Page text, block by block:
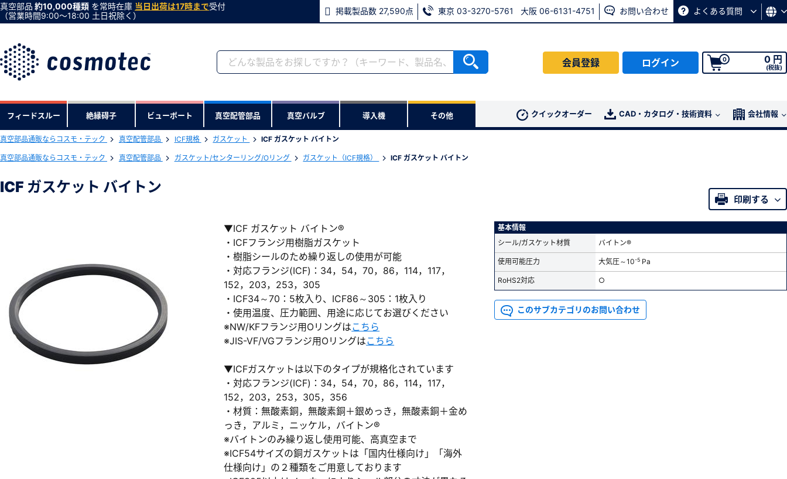
真空部品 約10,000種類 を常時在庫 当日出荷は17時まで受付
（営業時間9:00〜18:00 土日祝除く）
掲載製品数 27,590点 東京 03-3270-5761 大阪 06-6131-4751 お問い合わせ よくある質問
会員登録 ログイン 0 0 円
(税抜)
フィードスルー 絶縁碍子 ビューポート 真空配管部品 真空バルブ 導入機 その他 クイックオーダー CAD・カタログ・技術資料 会社情報
真空部品通販ならコスモ・テック 真空配管部品 ICF規格 ガスケット ICF ガスケット バイトン
真空部品通販ならコスモ・テック 真空配管部品 ガスケット/センターリング/Oリング ガスケット（ICF規格） ICF ガスケット バイトン
ICF ガスケット バイトン
印刷する
▼ICF ガスケット バイトン®
・ICFフランジ用樹脂ガスケット
・樹脂シールのため繰り返しの使用が可能
・対応フランジ(ICF)：34，54，70，86，114，117，
152，203，253，305
・ICF34～70：5枚入り、ICF86～305：1枚入り
・使用温度、圧力範囲、用途に応じてお選びください
※NW/KFフランジ用Oリングはこちら
※JIS-VF/VGフランジ用Oリングはこちら
▼ICFガスケットは以下のタイプが規格化されています
・対応フランジ(ICF)：34，54，70，86，114，117，
152，203，253，305，356
・材質：無酸素銅，無酸素銅＋銀めっき，無酸素銅＋金め
っき，アルミ，ニッケル，バイトン®
※バイトンのみ繰り返し使用可能、高真空まで
※ICF54サイズの銅ガスケットは「国内仕様向け」「海外
仕様向け」の２種類をご用意しております
基本情報
シール/ガスケット材質
バイトン®
使用可能圧力 大気圧～10-5 Pa
RoHS2対応 ○
このサブカテゴリのお問い合わせ
会員登録がお済みでない方
会員登録をすれば、便利な機能がご利用いただけます。
※新規会員登録をお申し込み頂いてから本登録となるまで、数日間かかる場合があります。
また当社の判断によりお断りする場合があります。
会員の方はこちら